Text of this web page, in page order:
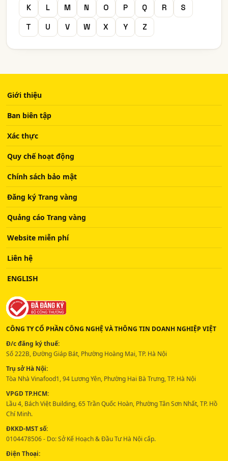
K
L M N O P Q R
S
T
U V W X Y Z
Giới thiệu
Ban biên tập
Xác thực
Quy chế hoạt động
Chính sách bảo mật
Đăng ký Trang vàng
Quảng cáo Trang vàng
Website miễn phí
Liên hệ
ENGLISH
CÔNG TY CỔ PHẦN CÔNG NGHỆ VÀ THÔNG TIN DOANH NGHIỆP VIỆT
Đ/c đăng ký thuế:
Số 222B, Đường Giáp Bát, Phường Hoàng Mai, TP. Hà Nội
Trụ sở Hà Nội:
Tòa Nhà Vinafood1, 94 Lương Yên, Phường Hai Bà Trưng, TP. Hà Nội
VPGD TP.HCM:
Lầu 4, Bách Việt Building, 65 Trần Quốc Hoàn, Phường Tân Sơn Nhất, TP. Hồ
Chí Minh.
ĐKKD-MST số:
0104478506 - Do: Sở Kế Hoạch & Đầu Tư Hà Nội cấp.
Điện Thoại: